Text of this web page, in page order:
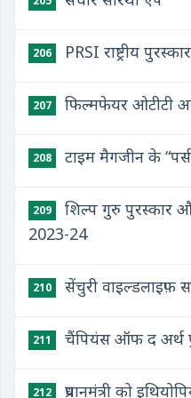
206 PRSI राष्ट्रीय
207 फिल्मफेयर ओटीटी
208 टाइम मैगजीन के
209
शिल्प गुरु पुरस्कार
2023-24
210 सेंचुरी वाइल्डलाइफ़
211 चैंपियंस ऑफ द अर्थ
212 प्रधानमंत्री को